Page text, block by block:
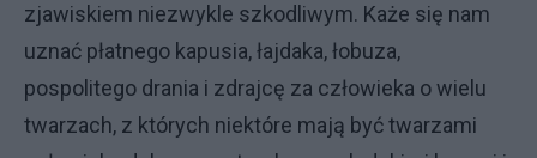
zjawiskiem niezwykle szkodliwym. Każe się nam
uznać płatnego kapusia, łajdaka, łobuza,
pospolitego drania i zdrajcę za człowieka o wielu
twarzach, z których niektóre mają być twarzami